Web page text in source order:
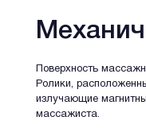
Поверхность
Ролики,
излучающие
массажиста.